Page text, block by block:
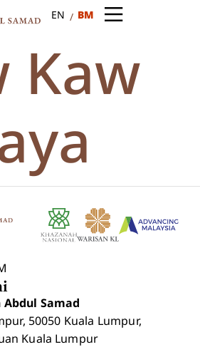
EN BM
Kaw
Samad
50050 Kuala Lumpur,
Kuala Lumpur